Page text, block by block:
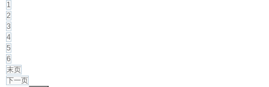
1
2
3
4
5
6
末页
下一页